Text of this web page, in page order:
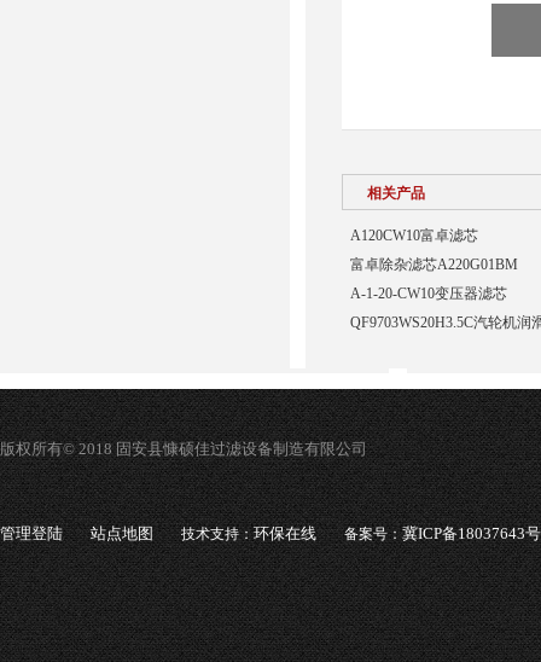
相关产品
A120CW10富卓滤芯
富卓除杂滤芯A220G01BM
A-1-20-CW10变压器滤芯
QF9703WS20H3.5C汽轮机润
版权所有© 2018 固安县慷硕佳过滤设备制造有限公司
管理登陆 站点地图 技术支持：环保在线 备案号：冀ICP备18037643